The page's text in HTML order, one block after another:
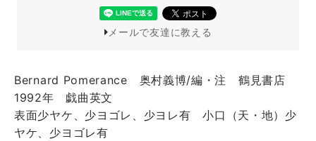
メールで友達に教える
Bernard Pomerance 奥村義博/編・注 鶴見書店
1992年 戯曲英文
表面少ヤケ、少ヨゴレ、少ヨレ有 小口（天・地）少
ヤケ、少ヨゴレ有